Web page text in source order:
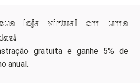
loja virtual em uma
gratuita e ganhe 5% de
anual.